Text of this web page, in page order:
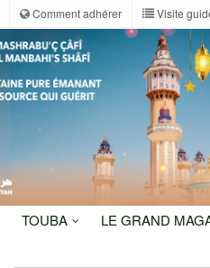
Comment adhérer Visite
TOUBA LE GRAND